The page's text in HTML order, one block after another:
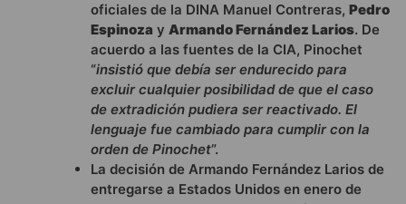
oficiales de la DINA Manuel Contreras, Pedro
Espinoza y Armando Fernández Larios. De
acuerdo a las fuentes de la CIA, Pinochet
“insistió que debía ser endurecido para
excluir cualquier posibilidad de que el caso
de extradición pudiera ser reactivado. El
lenguaje fue cambiado para cumplir con la
orden de Pinochet”.
La decisión de Armando Fernández Larios de
entregarse a Estados Unidos en enero de